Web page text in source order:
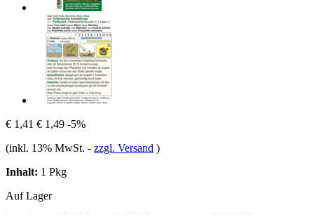
€ 1,41 € 1,49 -5%
(inkl. 13% MwSt. - zzgl. Versand )
Inhalt: 1 Pkg
Auf Lager